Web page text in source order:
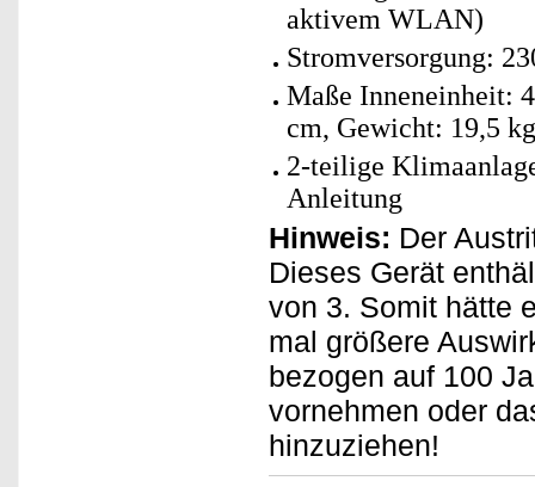
aktivem WLAN)
Stromversorgung:
Maße Inneneinheit:
cm, Gewicht: 19,5 kg
2-teilige
Anleitung
Hinweis: Der
Dieses Gerät
von 3. Somit hätte
mal größere
bezogen auf 100
vornehmen oder
hinzuziehen!